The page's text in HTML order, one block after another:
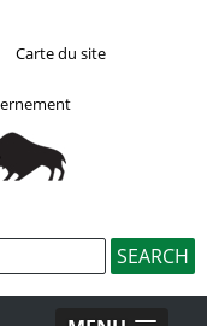
Carte du site